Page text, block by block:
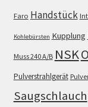
Faro Handstück
Kohlebürsten Kupplung
Muss 240 A/B NSK
Pulverstrahlgerät
Saugschlauch